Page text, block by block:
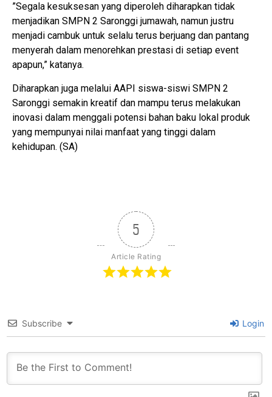
”Segala kesuksesan yang diperoleh diharapkan tidak
menjadikan SMPN 2 Saronggi jumawah, namun justru
menjadi cambuk untuk selalu terus berjuang dan pantang
menyerah dalam menorehkan prestasi di setiap event
apapun,” katanya.
Diharapkan juga melalui AAPI siswa-siswi SMPN 2
Saronggi semakin kreatif dan mampu terus melakukan
inovasi dalam menggali potensi bahan baku lokal produk
yang mempunyai nilai manfaat yang tinggi dalam
kehidupan. (SA)
5
Article Rating
Subscribe Login